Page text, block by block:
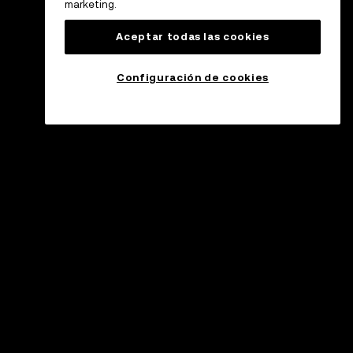
marketing.
Aceptar todas las cookies
Configuración de cookies